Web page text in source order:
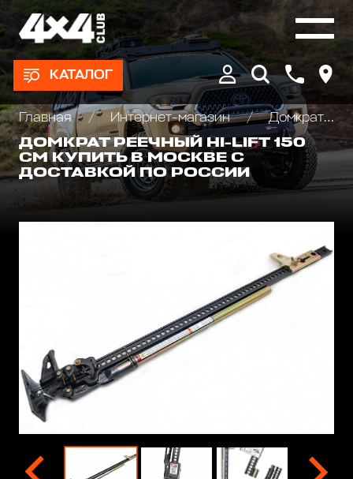
КАТАЛОГ
Главная Интернет-магазин
Домкраты реечные и аксессуары
ДОМКРАТ РЕЕЧНЫЙ HI-LIFT 150
СМ КУПИТЬ В МОСКВЕ С
ДОСТАВКОЙ ПО РОССИИ